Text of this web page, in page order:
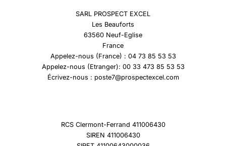
SARL PROSPECT EXCEL
Les Beauforts
63560 Neuf-Eglise
France
Appelez-nous (France) : 04 73 85 53 53
Appelez-nous (Etranger): 00 33 473 85 53 53
Écrivez-nous : poste7@prospectexcel.com
RCS Clermont-Ferrand 411006430
SIREN 411006430